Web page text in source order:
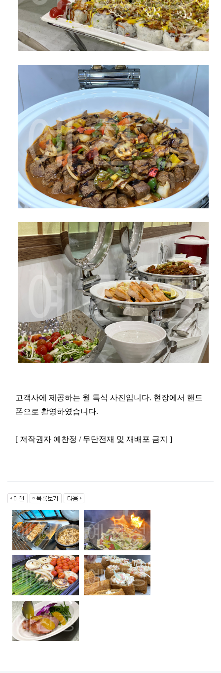
고객사에 제공하는 월 특식 사진입니다. 현장에서 핸드
폰으로 촬영하였습니다.
[ 저작권자 예찬정 / 무단전재 및 재배포 금지 ]